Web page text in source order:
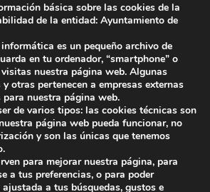
estarconectadopara publicar un
básica sobre las cookies de la
de la entidad: Ayuntamiento de
es un pequeño archivo de
en tu ordenador, “smartphone” o
nuestra página web. Algunas
otras pertenecen a empresas externas
nuestra página web.
de varios tipos: las cookies técnicas son
página web pueda funcionar, no
y son las únicas que tenemos
para mejorar nuestra página, para
a tus preferencias, o para poder
a tus búsquedas, gustos e